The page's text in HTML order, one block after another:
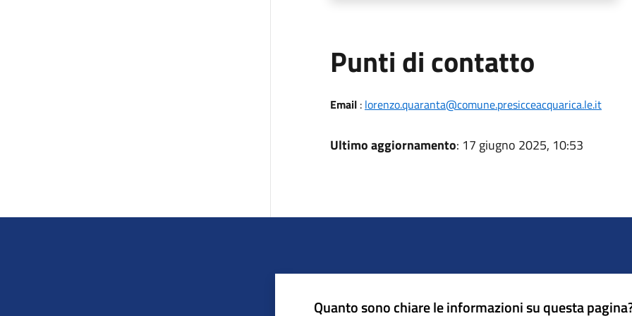
Punti di contatto
Email: lorenzo.quaranta@comune.presicceacquarica.le.it
Ultimo aggiornamento: 17 giugno 2025, 10:53
Quanto sono chiare le informazioni su questa